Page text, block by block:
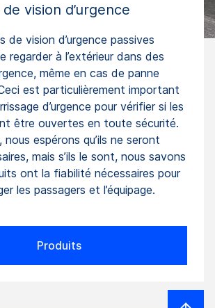
vision d’urgence
de vision d’urgence passives
regarder à l’extérieur dans des
même en cas de panne
est particulièrement important
d’urgence pour vérifier si les
être ouvertes en toute sécurité.
nous espérons qu’ils ne seront
mais s’ils le sont, nous savons
ont la fiabilité nécessaires pour
les passagers et l’équipage.
Produits